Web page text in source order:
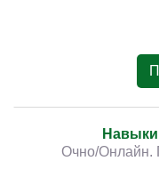
Очно/Онлайн.